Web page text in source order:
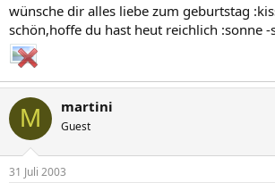
wünsche dir alles liebe zum geburtstag
schön,hoffe du hast heut reichlich :sonne -
M martini
Guest
31 Juli 2003